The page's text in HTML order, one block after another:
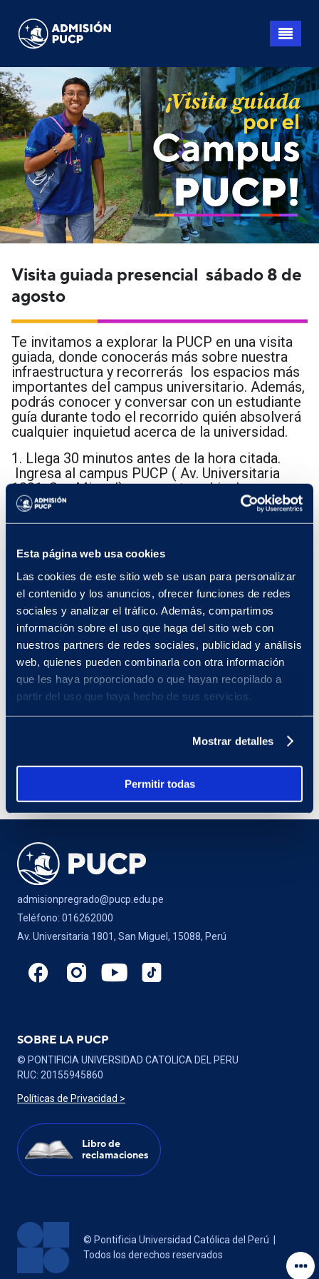
Esta página web usa cookies
Las cookies de este sitio web se usan para personalizar
el contenido y los anuncios, ofrecer funciones de redes
sociales y analizar el tráfico. Además, compartimos
información sobre el uso que haga del sitio web con
nuestros partners de redes sociales, publicidad y análisis
web, quienes pueden combinarla con otra información
que les haya proporcionado o que hayan recopilado a
partir del uso que haya hecho de sus servicios.
Mostrar detalles
Permitir todas
contenido
principal
Visita guiada presencial sábado 8 de
agosto
Te invitamos a explorar la PUCP en una visita
guiada, donde conocerás más sobre nuestra
infraestructura y recorrerás los espacios más
importantes del campus universitario. Además,
podrás conocer y conversar con un estudiante
guía durante todo el recorrido quién absolverá
cualquier inquietud acerca de la universidad.
1. Llega 30 minutos antes de la hora citada.
Ingresa al campus PUCP ( Av. Universitaria
1801, San Miguel) por puerta vehicular
principal o puerta peatonal principal.
2. El personal de seguridad te pedirá
identificarte con tu DNI. Solo las personas que
se encuentren registradas en el evento podrán
ingresar.
3. El punto de encuentro es la Explanada del
pabellón Mac Gregor.
4. Revisa el horario en el que te inscribiste ya
que la actividad empieza puntual y durará 2
horas.
¿Estás listo(a)? ¡Te esperamos!
admisionpregrado@pucp.edu.pe
Teléfono: 016262000
Av. Universitaria 1801, San Miguel, 15088, Perú
SOBRE LA PUCP
© PONTIFICIA UNIVERSIDAD CATOLICA DEL PERU
RUC: 20155945860
Políticas de Privacidad >
Libro de
reclamaciones
© Pontificia Universidad Católica del Perú |
Todos los derechos reservados